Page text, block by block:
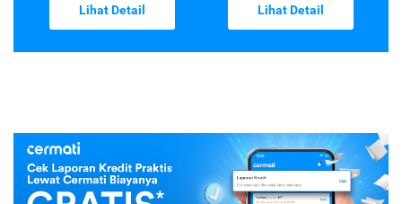
Lihat Detail Lihat Detail